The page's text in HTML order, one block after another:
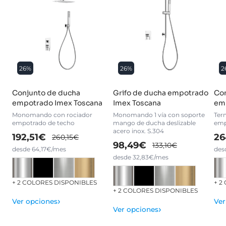
26%
Conjunto de ducha
empotrado Imex Toscana
Monomando con rociador
empotrado de techo
192,51€ 260,15€
desde 64,17€/mes
+ 2 COLORES DISPONIBLES
Ver opciones›
26%
Grifo de ducha empotrado
Imex Toscana
Monomando 1 vía con soporte
mango de ducha deslizable
acero inox. S.304
98,49€ 133,10€
desde 32,83€/mes
+ 2 COLORES DISPONIBLES
Ver opciones›
+ 2